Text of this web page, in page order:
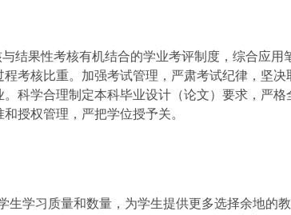
果性考核有机结合的学业考评制度，综合应用
考核比重。加强考试管理，严肃考试纪律，坚
。科学合理制定本科毕业设计（论文）要求，严
授权管理，严把学位授予关。
学习质量和数量，为学生提供更多选择余地的